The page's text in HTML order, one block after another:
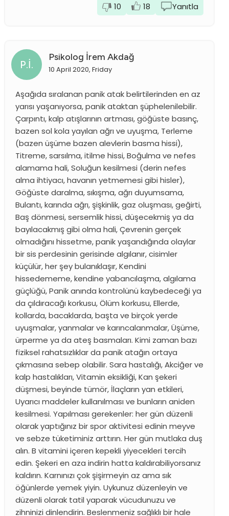
10 18 Yanıtla
P.İ.
Psikolog İrem Akdağ
10 April 2020, Friday
Aşağıda sıralanan panik atak belirtilerinden en az
yarısı yaşanıyorsa, panik ataktan şüphelenilebilir.
Çarpıntı, kalp atışlarının artması, göğüste basınç,
bazen sol kola yayılan ağrı ve uyuşma, Terleme
(bazen üşüme bazen alevlerin basma hissi),
Titreme, sarsılma, itilme hissi, Boğulma ve nefes
alamama hali, Soluğun kesilmesi (derin nefes
alma ihtiyacı, havanın yetmemesi gibi hisler),
Göğüste daralma, sıkışma, ağrı duyumsama,
Bulantı, karında ağrı, şişkinlik, gaz oluşması, geğirti,
Baş dönmesi, sersemlik hissi, düşecekmiş ya da
bayılacakmış gibi olma hali, Çevrenin gerçek
olmadığını hissetme, panik yaşandığında olaylar
bir sis perdesinin gerisinde algılanır, cisimler
küçülür, her şey bulanıklaşır, Kendini
hissedememe, kendine yabancılaşma, algılama
güçlüğü, Panik anında kontrolünü kaybedeceği ya
da çıldıracağı korkusu, Ölüm korkusu, Ellerde,
kollarda, bacaklarda, başta ve birçok yerde
uyuşmalar, yanmalar ve karıncalanmalar, Üşüme,
ürperme ya da ateş basmaları. Kimi zaman bazı
fiziksel rahatsızlıklar da panik atağın ortaya
çıkmasına sebep olabilir. Sara hastalığı, Akciğer ve
kalp hastalıkları, Vitamin eksikliği, Kan şekeri
düşmesi, beyinde tümör, İlaçların yan etkileri,
Uyarıcı maddeler kullanılması ve bunların aniden
kesilmesi. Yapılması gerekenler: her gün düzenli
olarak yaptığınız bir spor aktivitesi edinin meyve
ve sebze tüketiminiz arttırın. Her gün mutlaka duş
alın. B vitamini içeren kepekli yiyecekleri tercih
edin. Şekeri en aza indirin hatta kaldırabiliyorsanız
kaldırın. Karnınızı çok şişirmeyin az ama sık
öğünlerde yemek yiyin. Uykunuz düzenleyin ve
düzenli olarak tatil yaparak vücudunuzu ve
zihninizi dinlendirin. Beslenmeniz sağlıklı bir hale